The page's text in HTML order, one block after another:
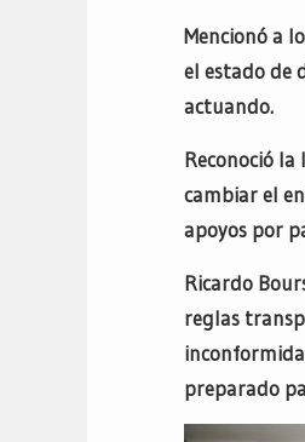
Mencionó a
el estado de
actuando.
Reconoció
cambiar el
apoyos por
Ricardo
reglas
preparado